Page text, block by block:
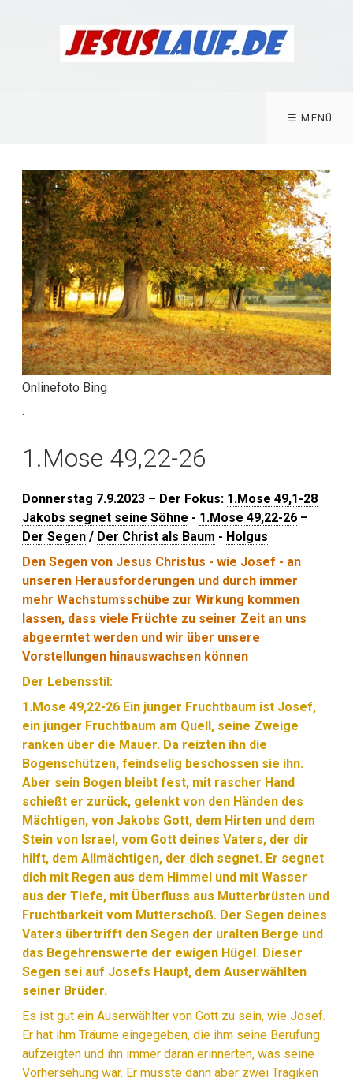
☰ MENÜ
Onlinefoto Bing
.
1.Mose 49,22-26
Donnerstag 7.9.2023 – Der Fokus: 1.Mose 49,1-28
Jakobs segnet seine Söhne - 1.Mose 49,22-26 –
Der Segen / Der Christ als Baum - Holgus
Den Segen von Jesus Christus - wie Josef - an
unseren Herausforderungen und durch immer
mehr Wachstumsschübe zur Wirkung kommen
lassen, dass viele Früchte zu seiner Zeit an uns
abgeerntet werden und wir über unsere
Vorstellungen hinauswachsen können
Der Lebensstil:
1.Mose 49,22-26 Ein junger Fruchtbaum ist Josef,
ein junger Fruchtbaum am Quell, seine Zweige
ranken über die Mauer. Da reizten ihn die
Bogenschützen, feindselig beschossen sie ihn.
Aber sein Bogen bleibt fest, mit rascher Hand
schießt er zurück, gelenkt von den Händen des
Mächtigen, von Jakobs Gott, dem Hirten und dem
Stein von Israel, vom Gott deines Vaters, der dir
hilft, dem Allmächtigen, der dich segnet. Er segnet
dich mit Regen aus dem Himmel und mit Wasser
aus der Tiefe, mit Überfluss aus Mutterbrüsten und
Fruchtbarkeit vom Mutterschoß. Der Segen deines
Vaters übertrifft den Segen der uralten Berge und
das Begehrenswerte der ewigen Hügel. Dieser
Segen sei auf Josefs Haupt, dem Auserwählten
seiner Brüder.
Es ist gut ein Auserwählter von Gott zu sein, wie Josef.
Er hat ihm Träume eingegeben, die ihm seine Berufung
aufzeigten und ihn immer daran erinnerten, was seine
Vorhersehung war. Er musste dann aber zwei Tragiken